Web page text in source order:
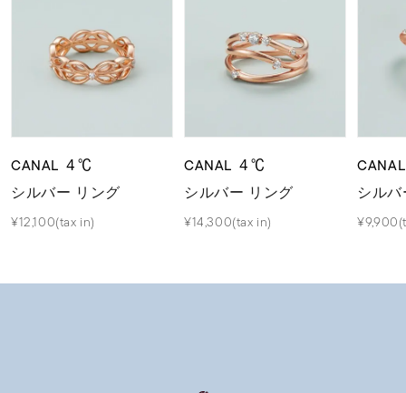
CANAL ４℃
シルバー リング
¥12,100(tax in)
CANAL ４℃
シルバー リング
¥14,300(tax in)
シル